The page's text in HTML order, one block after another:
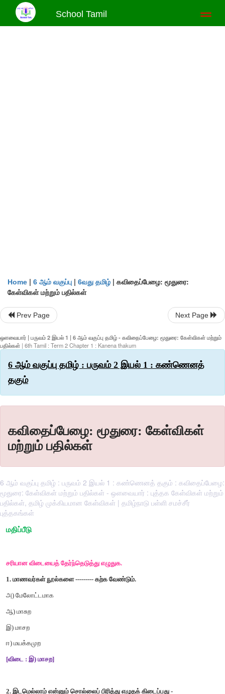
School Tamil
Home | 6 ஆம் வகுப்பு | 6வது தமிழ் | கவிதைப்பேழை: மூதுரை:
கேள்விகள் மற்றும் பதில்கள்
Prev Page Next Page
ஒளவையார் | பருவம் 2 இயல் 1 | 6 ஆம் வகுப்பு தமிழ் - கவிதைப்பேழை: மூதுரை: கேள்விகள் மற்றும்
பதில்கள் | 6th Tamil : Term 2 Chapter 1 : Kanena thakum
6 ஆம் வகுப்பு தமிழ் : பருவம் 2 இயல் 1 : கண்ணெனத்
தகும்
கவிதைப்பேழை: மூதுரை: கேள்விகள்
மற்றும் பதில்கள்
6 ஆம் வகுப்பு தமிழ் : பருவம் 2 இயல் 1 : கண்ணெனத் தகும் : கவிதைப்பேழை:
மூதுரை: கேள்விகள் மற்றும் பதில்கள் - ஒளவையார் : புத்தக கேள்விகள் மற்றும்
பதில்கள், தமிழ் முக்கியமான கேள்விகள் | தமிழ்நாடு பள்ளி சமச்சீர்
புத்தகங்கள்
மதிப்பீடு